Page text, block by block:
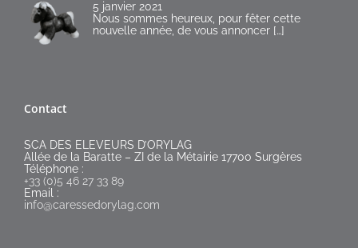
5 janvier 2021
Nous sommes heureux, pour fêter cette
nouvelle année, de vous annoncer […]
Contact
SCA DES ELEVEURS D’ORYLAG
Allée de la Baratte – ZI de la Métairie 17700 Surgères
Téléphone :
+33 (0)5 46 27 33 89
Email :
info@caressedorylag.com